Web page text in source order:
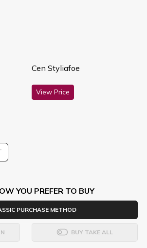
Cen Styliafoe
View Price
YOU PREFER TO BUY
PURCHASE METHOD
BUY TAKE ALL